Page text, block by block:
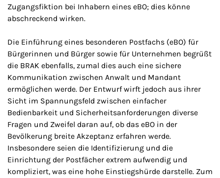
Zugangsfiktion bei Inhabern eines eBO; dies könne
abschreckend wirken.
Die Einführung eines besonderen Postfachs (eBO) für
Bürgerinnen und Bürger sowie für Unternehmen begrüßt
die BRAK ebenfalls, zumal dies auch eine sichere
Kommunikation zwischen Anwalt und Mandant
ermöglichen werde. Der Entwurf wirft jedoch aus ihrer
Sicht im Spannungsfeld zwischen einfacher
Bedienbarkeit und Sicherheitsanforderungen diverse
Fragen und Zweifel daran auf, ob das eBO in der
Bevölkerung breite Akzeptanz erfahren werde.
Insbesondere seien die Identifizierung und die
Einrichtung der Postfächer extrem aufwendig und
kompliziert, was eine hohe Einstiegshürde darstelle. Zum